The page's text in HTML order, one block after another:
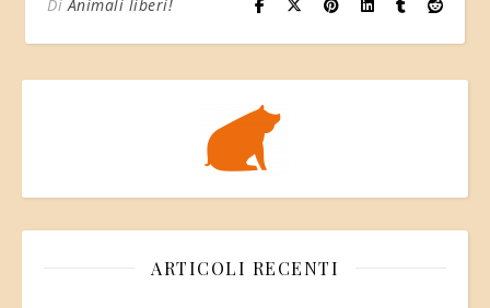
Di Animali liberi!
ARTICOLI RECENTI